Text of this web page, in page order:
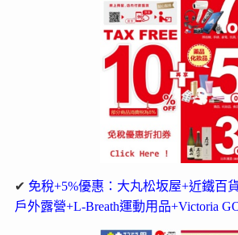
✔ 免稅+5%優惠：大丸松坂屋+近鐵百
戶外露營+L-Breath運動用品+Victoria